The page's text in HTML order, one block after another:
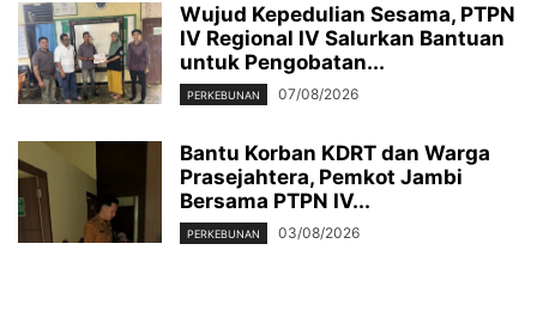
Wujud Kepedulian Sesama, PTPN
IV Regional IV Salurkan Bantuan
untuk Pengobatan...
PERKEBUNAN 07/08/2026
Bantu Korban KDRT dan Warga
Prasejahtera, Pemkot Jambi
Bersama PTPN IV...
PERKEBUNAN 03/08/2026